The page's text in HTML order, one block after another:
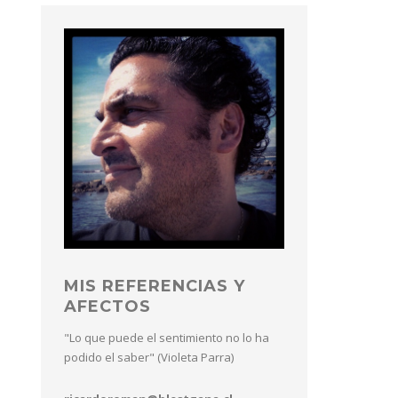
MIS REFERENCIAS Y
AFECTOS
"Lo que puede el sentimiento no lo ha
podido el saber" (Violeta Parra)